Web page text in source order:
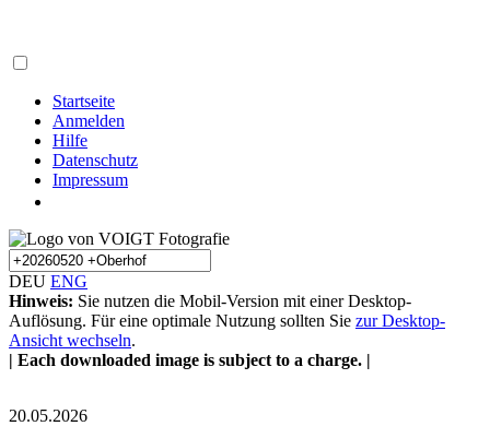
Startseite
Anmelden
Hilfe
Datenschutz
Impressum
DEU ENG
Hinweis: Sie nutzen die Mobil-Version mit einer Desktop-
Auflösung. Für eine optimale Nutzung sollten Sie zur Desktop-
Ansicht wechseln.
| Each downloaded image is subject to a charge. |
20.05.2026